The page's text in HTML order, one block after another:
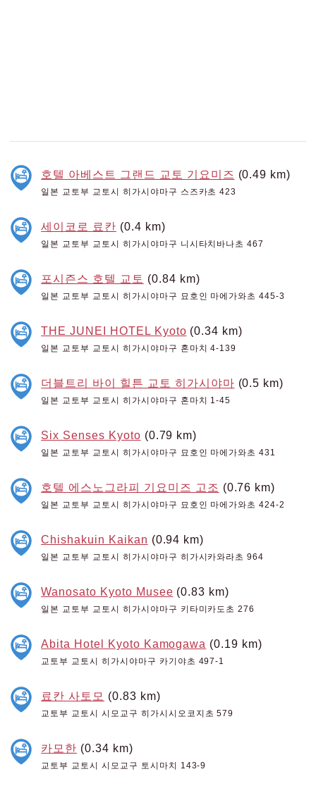
호텔 아베스트 그랜드 교토 기요미즈 (0.49 km)
일본 교토부 교토시 히가시야마구 스즈카초 423
세이코로 료칸 (0.4 km)
일본 교토부 교토시 히가시야마구 니시타치바나초 467
포시즌스 호텔 교토 (0.84 km)
일본 교토부 교토시 히가시야마구 묘호인 마에가와초 445-3
THE JUNEI HOTEL Kyoto (0.34 km)
일본 교토부 교토시 히가시야마구 혼마치 4-139
더블트리 바이 힐튼 교토 히가시야마 (0.5 km)
일본 교토부 교토시 히가시야마구 혼마치 1-45
Six Senses Kyoto (0.79 km)
일본 교토부 교토시 히가시야마구 묘호인 마에가와초 431
호텔 에스노그라피 기요미즈 고조 (0.76 km)
일본 교토부 교토시 히가시야마구 묘호인 마에가와초 424-2
Chishakuin Kaikan (0.94 km)
일본 교토부 교토시 히가시야마구 히가시카와라초 964
Wanosato Kyoto Musee (0.83 km)
일본 교토부 교토시 히가시야마구 키타미카도초 276
Abita Hotel Kyoto Kamogawa (0.19 km)
교토부 교토시 히가시야마구 카기야초 497-1
료칸 사토모 (0.83 km)
교토부 교토시 시모교구 히가시시오코지초 579
카모한 (0.34 km)
교토부 교토시 시모교구 토시마치 143-9